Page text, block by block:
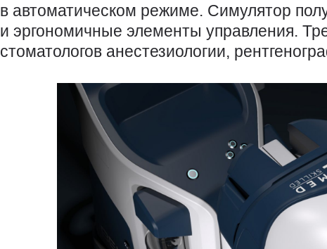
в автоматическом режиме. Симулятор
и эргономичные элементы управления.
стоматологов анестезиологии,